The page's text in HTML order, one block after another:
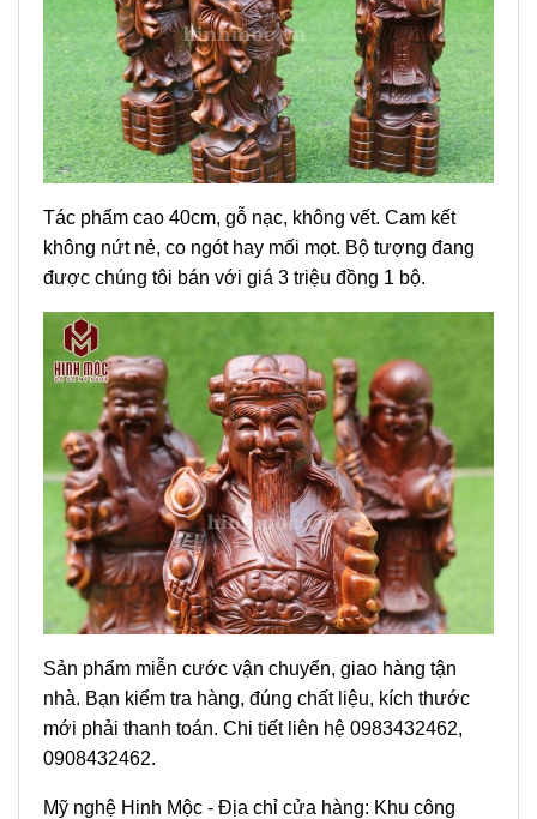
Tác phẩm cao 40cm, gỗ nạc, không vết. Cam kết
không nứt nẻ, co ngót hay mối mọt. Bộ tượng đang
được chúng tôi bán với giá 3 triệu đồng 1 bộ.
Sản phẩm miễn cước vận chuyển, giao hàng tận
nhà. Bạn kiểm tra hàng, đúng chất liệu, kích thước
mới phải thanh toán. Chi tiết liên hệ 0983432462,
0908432462.
Mỹ nghệ Hinh Mộc - Địa chỉ cửa hàng: Khu công